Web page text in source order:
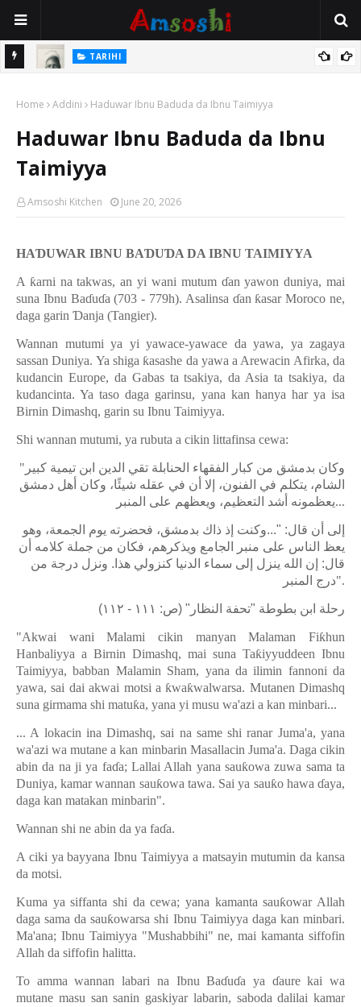
TARIHI
Usman Kure Bungudu
Home Addini Haduwar Ibnu Baduda da Ibnu Taimiyya
Haduwar Ibnu Baduda da Ibnu
Taimiyya
Amsoshi Kitchen June 20, 2026
HAƊUWAR IBNU BAƊUƊA DA IBNU TAIMIYYA
A ƙarni na takwas, an yi wani mutum ɗan yawon duniya, mai
suna Ibnu Baɗuɗa (703 - 779h). Asalinsa ɗan ƙasar Moroco ne,
daga garin Ɗanja (Tangier).
Wannan mutumi ya yi yawace-yawace da yawa, ya zagaya
sassan Duniya. Ya shiga ƙasashe da yawa a Arewacin Afirka, da
kudancin Europe, da Gabas ta tsakiya, da Asia ta tsakiya, da
kudancinta. Ya taso daga garinsu, yana kan hanya har ya isa
Birnin Dimashq, garin su Ibnu Taimiyya.
Shi wannan mutumi, ya rubuta a cikin littafinsa cewa:
" وكان بدمشق من كبار الفقهاء الحنابلة تقي الدين ابن تيمية كبير
الشام، يتكلم في الفنون، إلا أن في عقله شيئًا، وكان أهل دمشق
يعظمونه أشد التعظيم، ويعظهم على المنبر...
إلى أن قال: "...وكنت إذ ذاك بدمشق، فحضرته يوم الجمعة، وهو
يعظ الناس على منبر الجامع ويذكرهم، فكان من جملة كلامه أن
قال: إن الله ينزل إلى سماء الدنيا كنزولي هذا. ونزل درجة من
درج المنبر".
رحلة ابن بطوطة "تحفة النظار" (ص: ١١١ - ١١٢)
"Akwai wani Malami cikin manyan Malaman Fiƙhun
Hanbaliyya a Birnin Dimashq, mai suna Taƙiyyuddeen Ibnu
Taimiyya, babban Malamin Sham, yana da ilimin fannoni da
yawa, sai dai akwai motsi a ƙwaƙwalwarsa. Mutanen Dimashq
suna girmama shi matuƙa, yana yi musu wa'azi a kan minbari...
... A lokacin ina Dimashq, sai na same shi ranar Juma'a, yana
wa'azi wa mutane a kan minbarin Masallacin Juma'a. Daga cikin
abin da na ji ya faɗa; Lallai Allah yana sauƙowa zuwa sama ta
Duniya, kamar wannan sauƙowa tawa. Sai ya sauƙo hawaɗaya,
daga kan matakan minbarin".
Wannan shi ne abin da ya faɗa.
A ciki ya bayyana Ibnu Taimiyya a matsayin mutumin da kansa
da motsi.
Kuma ya siffanta shi da cewa; yana kamanta sauƙowar Allah
daga sama da sauƙowarsa shi Ibnu Taimiyya daga kan minbari.
Ma'ana; Ibnu Taimiyya "Mushabbihi" ne, mai kamanta siffofin
Allah da siffofin halitta.
To amma wannan labari na Ibnu Baɗuɗa ya ɗaure kai wa
mutane masu san sanin gaskiyar labarin, saboda dalilai kamar